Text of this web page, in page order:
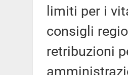
limiti per i
consigli
retribuzioni